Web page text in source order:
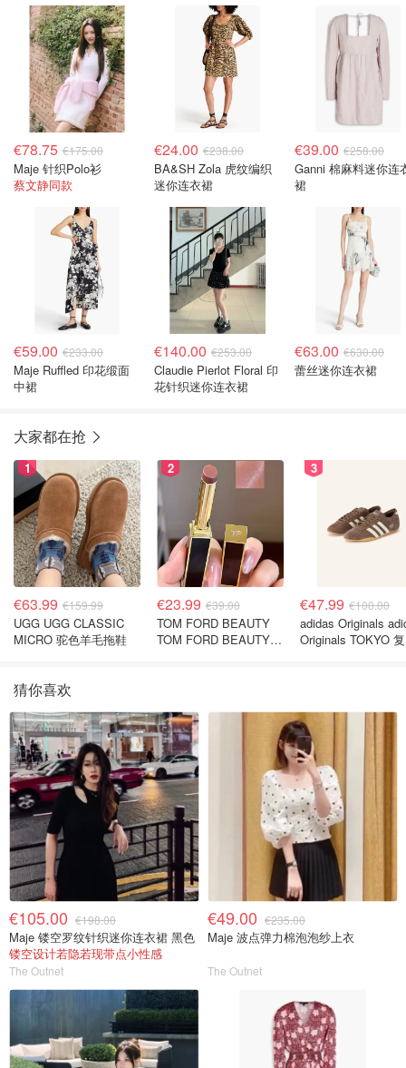
€78.75 €175.00
Maje 针织Polo衫
蔡文静同款
€24.00 €238.00
BA&SH Zola 虎纹编织
迷你连衣裙
€39.00 €258.00
Ganni 棉麻料迷你连
裙
€59.00 €233.00
Maje Ruffled 印花缎面
中裙
€140.00 €253.00
Claudie Pierlot Floral 印
花针织迷你连衣裙
€63.00 €630.00
蕾丝迷你连衣裙
大家都在抢
1
€63.99 €159.99
UGG UGG CLASSIC
MICRO 驼色羊毛拖鞋
2
€23.99 €39.00
TOM FORD BEAUTY
TOM FORD BEAUTY
3
€47.99 €100.00
adidas Originals
Originals TOKYO
猜你喜欢
€105.00 €198.00
Maje 镂空罗纹针织迷你连衣裙 黑色
镂空设计若隐若现带点小性感
The Outnet
€49.00 €235.00
Maje 波点弹力棉泡泡纱上衣
The Outnet